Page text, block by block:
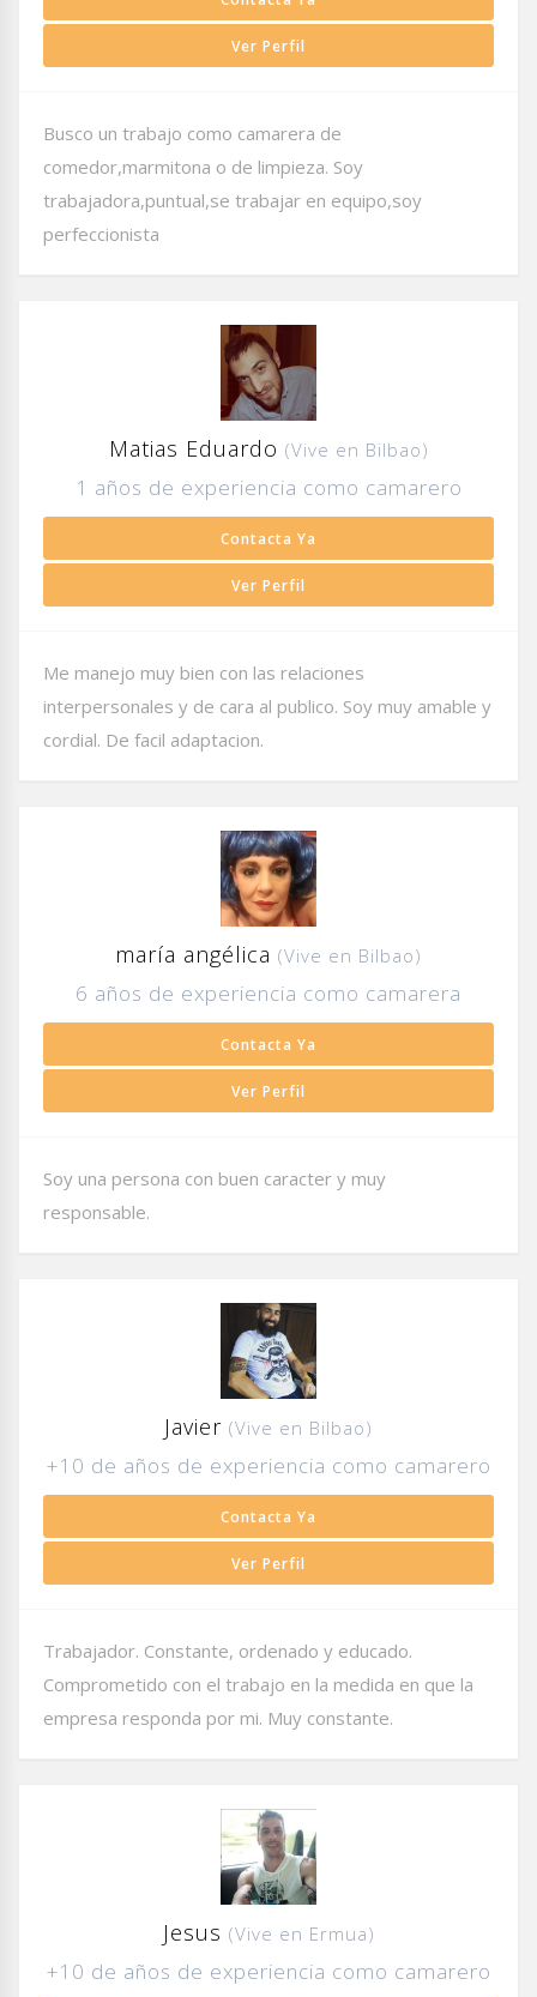
Ver Perfil
Busco un trabajo como camarera de
comedor,marmitona o de limpieza. Soy
trabajadora,puntual,se trabajar en equipo,soy
perfeccionista
Matias Eduardo (Vive en Bilbao)
1 años de experiencia como camarero
Contacta Ya
Ver Perfil
Me manejo muy bien con las relaciones
interpersonales y de cara al publico. Soy muy amable y
cordial. De facil adaptacion.
maría angélica (Vive en Bilbao)
6 años de experiencia como camarera
Contacta Ya
Ver Perfil
Soy una persona con buen caracter y muy
responsable.
Javier (Vive en Bilbao)
+10 de años de experiencia como camarero
Contacta Ya
Ver Perfil
Trabajador. Constante, ordenado y educado.
Comprometido con el trabajo en la medida en que la
empresa responda por mi. Muy constante.
Jesus (Vive en Ermua)
+10 de años de experiencia como camarero